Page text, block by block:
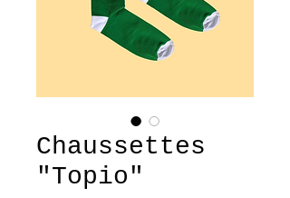
Chaussettes
"Topio"